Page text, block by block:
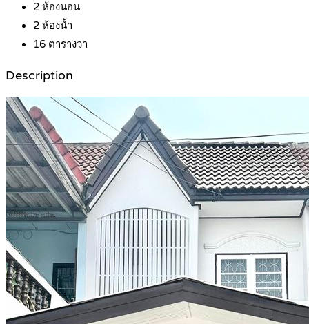
2 ห้องนอน
2 ห้องน้ำ
16 ตารางวา
Description